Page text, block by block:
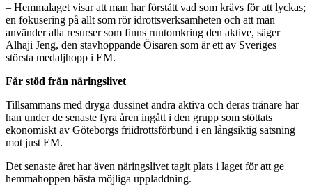
– Hemmalaget visar att man har förstått vad som krävs för att lyckas;
en fokusering på allt som rör idrottsverksamheten och att man
använder alla resurser som finns runtomkring den aktive, säger
Alhaji Jeng, den stavhoppande Öisaren som är ett av Sveriges
största medaljhopp i EM.
Får stöd från näringslivet
Tillsammans med dryga dussinet andra aktiva och deras tränare har
han under de senaste fyra åren ingått i den grupp som stöttats
ekonomiskt av Göteborgs friidrottsförbund i en långsiktig satsning
mot just EM.
Det senaste året har även näringslivet tagit plats i laget för att ge
hemmahoppen bästa möjliga uppladdning.